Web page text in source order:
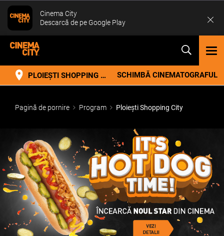
PLOIEȘTI SHOPPING CITY SCHIMBĂ CINEMATOGRAFUL
Pagină de pornire Program Ploiești Shopping City
Cinema City
Descarcă de pe Google Play